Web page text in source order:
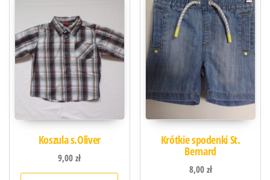
Koszula s.Oliver
9,00zł
Krótkie spodenki St.
Bernard
8,00zł